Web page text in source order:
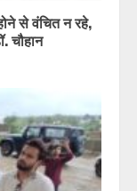
से वंचित न रहे,
चौहान